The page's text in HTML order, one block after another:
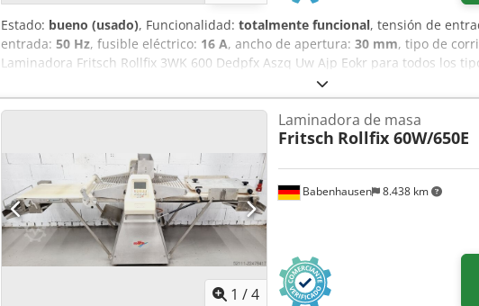
Estado: bueno (usado), Funcionalidad: totalmente funcional, tensión de
entrada: 50 Hz, fusible eléctrico: 16 A, ancho de apertura: 30 mm, tipo de
Laminadora Fritsch Rollfix 3WK 600 Dedpfx Aszq Uw Ajp Eokr para todos los
dar forma ancho de la banda de 600 mm apertura de los rodillos de 0,3 a 30
control manual y a pedal conexión de 400 V, enchufe CEE de 16 A máquina
1 /4
Babenhausen 8.438 km
Laminadora de masa
Fritsch Rollfix 60W/650E